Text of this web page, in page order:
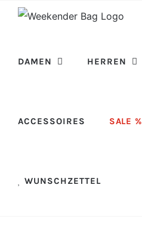
Skip
DAMEN HERREN
ACCESSOIRES SALE %
WUNSCHZETTEL